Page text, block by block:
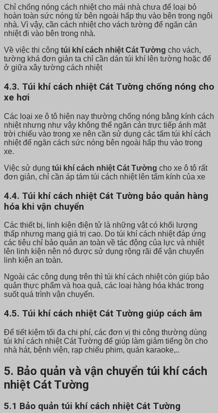
Chỉ chống nóng cách nhiệt cho mái nhà chưa để loại bỏ
hoàn toàn sức nóng từ bên ngoài hấp thụ vào bên trong ngôi
nhà. Vì vậy, cần cách nhiệt cho vách tường để ngăn cản
nhiệt đi vào bên trong nhà.
Về việc thi công túi khí cách nhiệt Cát Tường cho vách,
tường khá đơn giản ta chỉ cần dán túi khí lên tường hoặc để
ở giữa xây tường cách nhiệt
4.3. Túi khí cách nhiệt Cát Tường chống nóng cho
xe hơi
Các loại xe ô tô hiện nay thường chống nóng bằng kính cách
nhiệt nhưng như vậy không thể ngăn cản trực tiếp ánh mặt
trời chiếu vào trong xe nên cần sử dụng các tấm túi khí cách
nhiệt để ngăn cách sức nóng bên ngoài hấp thụ vào trong
xe.
Việc sử dụng túi khí cách nhiệt Cát Tường cho xe ô tô rất
đơn giản, chỉ cần áp tám túi cách nhiệt lên tấm kính của xe
4.4. Túi khí cách nhiệt Cát Tường bảo quản hàng
hóa khi vận chuyển
Các thiết bị, linh kiện điện tử là những vật có khối lượng
thấp nhưng mang giá trị cao. Do túi khí cách nhiệt đáp ứng
các tiêu chỉ bảo quản an toàn về tác động của lực và nhiệt
lên linh kiện nên nó được sử dụng rộng rãi để vận chuyển
linh kiện an toàn.
Ngoài các công dụng trên thì túi khí cách nhiệt còn giúp bảo
quản thực phẩm và hoa quả, các loại hàng hóa khác trong
suốt quá trình vận chuyển.
4.5. Túi khí cách nhiệt Cát Tường giúp cách âm
Để tiết kiệm tối đa chi phí, các đơn vị thi công thường dùng
túi khí cách nhiệt Cát Tường để giúp làm giảm tiếng ồn cho
nhà hát, bệnh viện, rạp chiếu phim, quán karaoke,..
5. Bảo quản và vận chuyển túi khí cách
nhiệt Cát Tường
5.1 Bảo quản túi khí cách nhiệt Cát Tường